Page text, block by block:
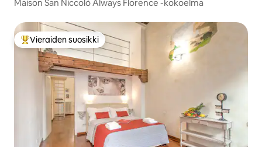
Maison San Niccolò Always Florence -kokoelma
Vieraiden suosikkien parhaimmistoa
Vieraiden suosikki